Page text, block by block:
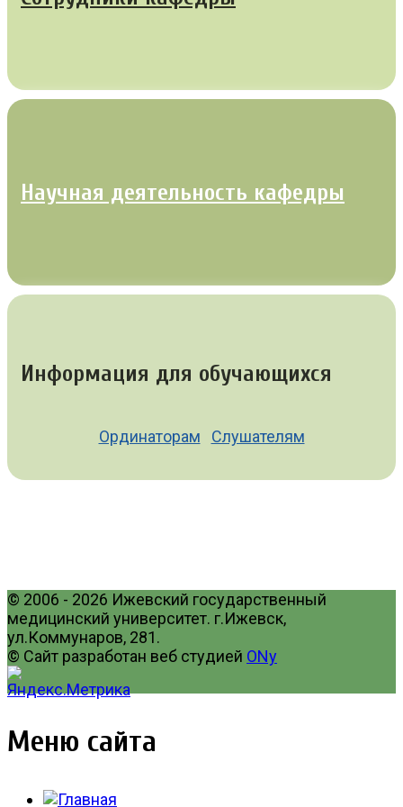
Научная деятельность кафедры
Информация для обучающихся
Ординаторам Слушателям
© 2006 - 2026 Ижевский государственный
медицинский университет. г.Ижевск,
ул.Коммунаров, 281.
© Сайт разработан веб студией ONy
Меню сайта